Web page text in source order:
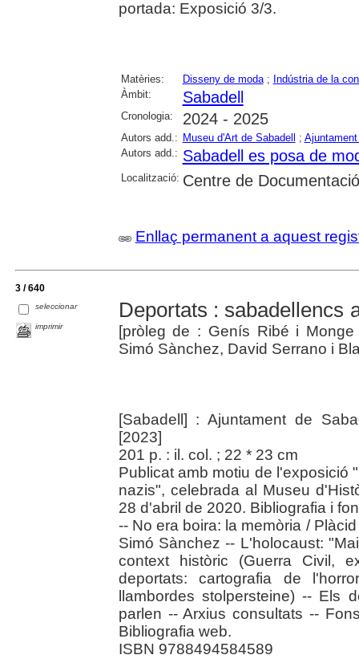
portada: Exposició 3/3.
Matèries: Disseny de moda; Indústria de la
Àmbit:
Sabadell
Cronologia: 2024 - 2025
Autors add.: Museu d'Art de Sabadell ;
Autors add.: Sabadell es posa de
Localització: Centre de
Enllaç permanent a aquest
3 / 640
seleccionar
imprimir
Deportats : sabadellencs
[pròleg de : Genís Ribé i
Simó Sànchez, David Serrano i
[Sabadell] : Ajuntament de
[2023]
201 p. : il. col. ; 22 * 23 cm
Publicat amb motiu de l'exposició
nazis", celebrada al Museu
28 d'abril de 2020. Bibliografia i
-- No era boira: la memòria /
Simó Sànchez -- L'holocaust:
context històric (Guerra Civil,
deportats: cartografia de
llambordes stolpersteine) -- Els
parlen -- Arxius consultats --
Bibliografia web.
ISBN 9788494584589